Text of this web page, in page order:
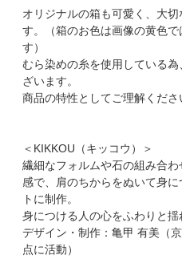
オリジナルの箱も可愛く、大
す。（箱のお色は画像の黄色
す）
むら染めの糸を使用している
ざいます。
商品の特性としてご理解くださ
＜KIKKOU（キッコウ）＞
繊細なフォルムや石の組み合
感で、肩のちからをぬいて身
トに制作。
身につける人の心をふわりと揺
デザイン・制作：亀甲 有美（
点に活動）